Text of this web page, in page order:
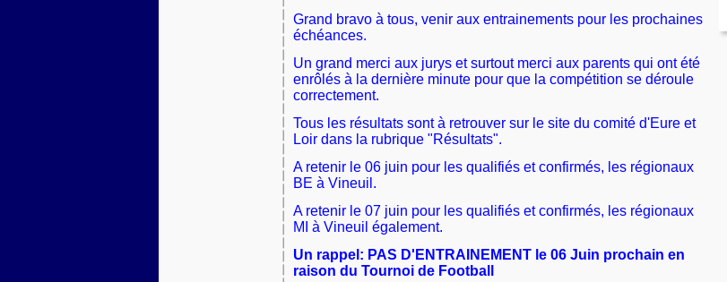
Grand bravo à tous, venir aux entrainements pour les prochaines
échéances.
Un grand merci aux jurys et surtout merci aux parents qui ont été
enrôlés à la dernière minute pour que la compétition se déroule
correctement.
Tous les résultats sont à retrouver sur le site du comité d'Eure et
Loir dans la rubrique "Résultats".
A retenir le 06 juin pour les qualifiés et confirmés, les régionaux
BE à Vineuil.
A retenir le 07 juin pour les qualifiés et confirmés, les régionaux
MI à Vineuil également.
Un rappel: PAS D'ENTRAINEMENT le 06 Juin prochain en
raison du Tournoi de Football